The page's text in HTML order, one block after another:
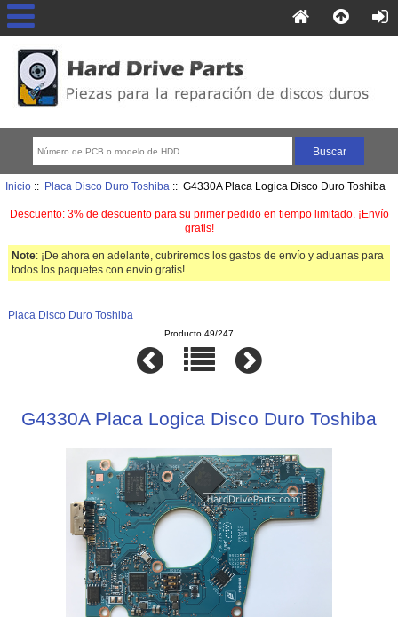
Inicio:: Placa Disco Duro Toshiba :: G4330A Placa Logica Disco Duro Toshiba
Descuento: 3% de descuento para su primer pedido en tiempo limitado. ¡Envío
gratis!
Note: ¡De ahora en adelante, cubriremos los gastos de envío y aduanas para
todos los paquetes con envío gratis!
Placa Disco Duro Toshiba
Producto 49/247
G4330A Placa Logica Disco Duro Toshiba